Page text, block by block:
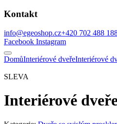
Kontakt
info@egeoshop.cz+420 702 488
Facebook Instagram
DomůInteriérové dveřeInteriérové
SLEVA
Interiérové